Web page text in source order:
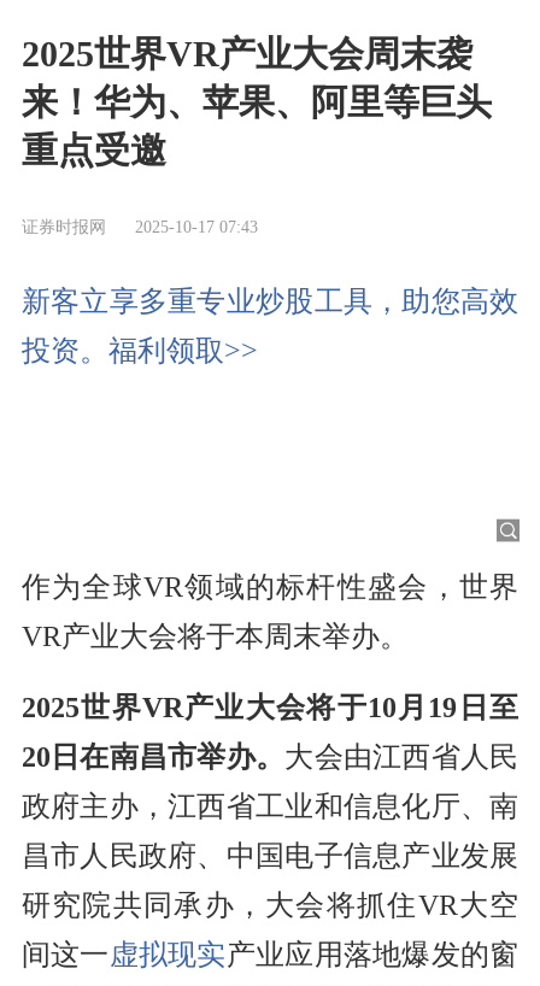
2025世界VR产业大会周末袭
来！华为、苹果、阿里等巨头
重点受邀
证券时报网 2025-10-17 07:43
新客立享多重专业炒股工具，助您高效
投资。福利领取>>
作为全球VR领域的标杆性盛会，世界
VR产业大会将于本周末举办。
2025世界VR产业大会将于10月19日至
20日在南昌市举办。 大会由江西省人民
政府主办，江西省工业和信息化厅、南
昌市人民政府、中国电子信息产业发展
研究院共同承办，大会将抓住VR大空
间这一虚拟现实产业应用落地爆发的窗